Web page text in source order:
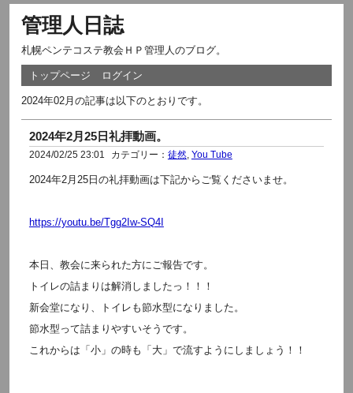
管理人日誌
札幌ペンテコステ教会ＨＰ管理人のブログ。
トップページ ログイン
2024年02月の記事は以下のとおりです。
2024年2月25日礼拝動画。
2024/02/25 23:01 カテゴリー： 徒然, You Tube
2024年2月25日の礼拝動画は下記からご覧くださいませ。
https://youtu.be/Tgg2Iw-SQ4I
本日、教会に来られた方にご報告です。
トイレの詰まりは解消しましたっ！！！
新会堂になり、トイレも節水型になりました。
節水型って詰まりやすいそうです。
これからは「小」の時も「大」で流すようにしましょう！！